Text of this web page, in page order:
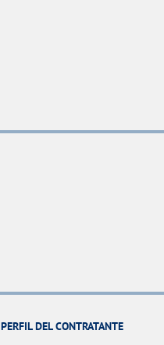
PERFIL DEL CONTRATANTE